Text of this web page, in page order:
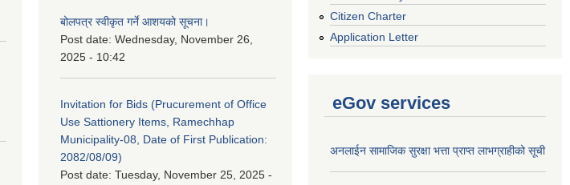
बोलपत्र स्वीकृत गर्ने आशयको सूचना।
Post date: Wednesday, November 26,
2025 - 10:42
Invitation for Bids (Prucurement of Office
Use Sattionery Items, Ramechhap
Municipality-08, Date of First Publication:
2082/08/09)
Post date: Tuesday, November 25, 2025 -
Citizen Charter
Application Letter
eGov services
अनलाईन सामाजिक सुरक्षा भत्ता प्राप्त लाभग्राहीको सूची